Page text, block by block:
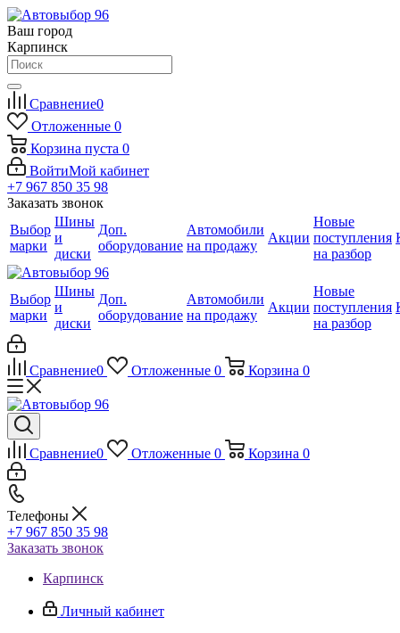
Ваш город
Карпинск
Сравнение0
Отложенные 0
Корзина пуста 0
ВойтиМой кабинет
+7 967 850 35 98
Заказать звонок
Выбор
марки
Шины
и
диски
Доп.
оборудование
Автомобили
на продажу
Акции
Новые
поступления
на разбор
Выбор
марки
Шины
и
диски
Доп.
оборудование
Автомобили
на продажу
Акции
Новые
поступления
на разбор
Сравнение0 Отложенные 0 Корзина 0
Сравнение0 Отложенные 0 Корзина 0
Телефоны
+7 967 850 35 98
Заказать звонок
Карпинск
Личный кабинет